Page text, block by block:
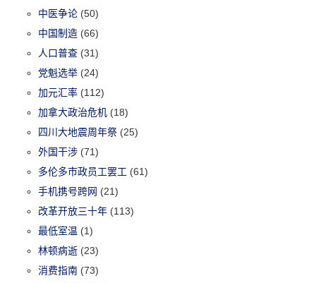
中医争论 (50)
中国制造 (66)
人口普查 (31)
党魁选举 (24)
加元汇率 (112)
加拿大政治危机 (18)
四川大地震周年祭 (25)
外国干涉 (71)
多伦多市政员工罢工 (61)
手机携号跨网 (21)
改革开放三十年 (113)
最低室温 (1)
林顿病逝 (23)
消费指南 (73)